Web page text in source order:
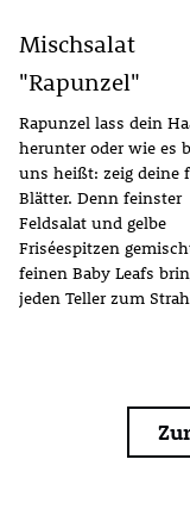
Mischsalat
"Rapunzel"
Rapunzel lass dein
herunter oder wie es
uns heißt: zeig deine
Blätter. Denn feinster
Feldsalat und gelbe
Friséespitzen
feinen Baby Leafs
jeden Teller zum